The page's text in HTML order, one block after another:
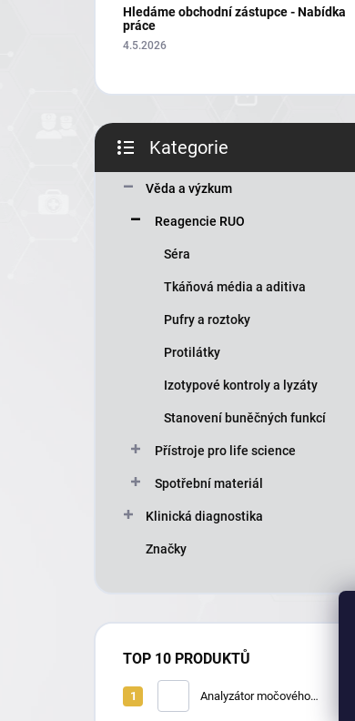
e
Hledáme obchodní zástupce - Nabídka
práce
4.5.2026
kategorie
Kategorie
Věda a výzkum
Reagencie RUO
Séra
Tkáňová média a aditiva
Pufry a roztoky
Protilátky
Izotypové kontroly a lyzáty
Stanovení buněčných funkcí
Přístroje pro life science
Spotřební materiál
Klinická diagnostika
Značky
TOP 10 PRODUKTŮ
Analyzátor močového